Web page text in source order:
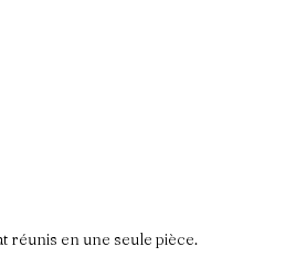
réunis en une seule pièce.